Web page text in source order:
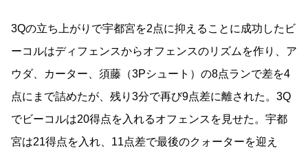
3Qの立ち上がりで宇都宮を2点に抑えることに成功したビ
ーコルはディフェンスからオフェンスのリズムを作り、ア
ウダ、カーター、須藤（3Pシュート）の8点ランで差を4
点にまで詰めたが、残り3分で再び9点差に離された。3Q
でビーコルは20得点を入れるオフェンスを見せた。宇都
宮は21得点を入れ、11点差で最後のクォーターを迎え